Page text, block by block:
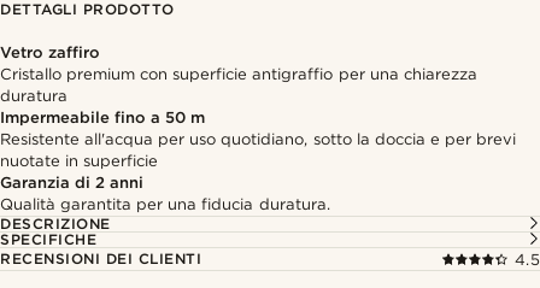
DETTAGLI PRODOTTO
Vetro zaffiro
Cristallo premium con superficie antigraffio per una chiarezza
duratura
Impermeabile fino a 50 m
Resistente all'acqua per uso quotidiano, sotto la doccia e per brevi
nuotate in superficie
Garanzia di 2 anni
Qualità garantita per una fiducia duratura.
DESCRIZIONE
SPECIFICHE
RECENSIONI DEI CLIENTI
4.5